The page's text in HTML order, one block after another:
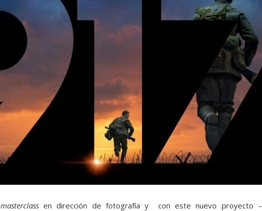
masterclassen dirección de fotografía y con este nuevo proyecto –